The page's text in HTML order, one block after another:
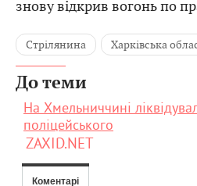
знову відкрив вогонь по
Стрілянина Харківська
До теми
На Хмельниччині
поліцейського
ZAXID.NET